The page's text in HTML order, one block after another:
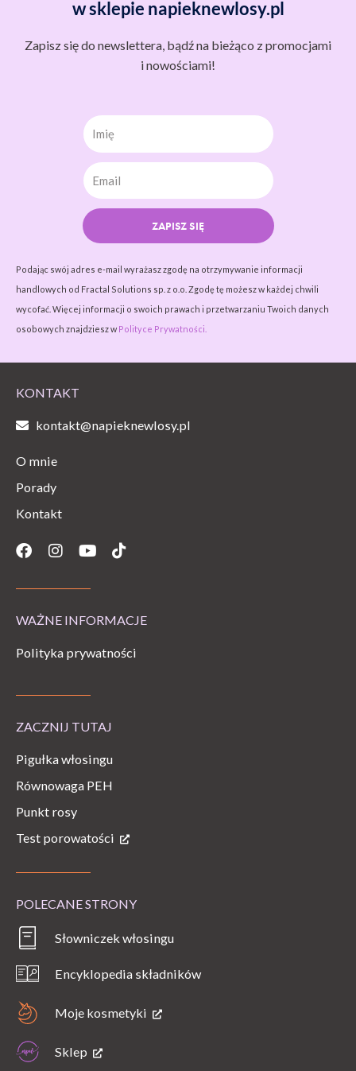
w sklepie napieknewlosy.pl
Zapisz się do newslettera, bądź na bieżąco z promocjami
i nowościami!
Imię
ZAPISZ SIĘ
Podając swój adres e-mail wyrażasz zgodę na otrzymywanie informacji
handlowych od Fractal Solutions sp. z o.o. Zgodę tę możesz w każdej chwili
wycofać. Więcej informacji o swoich prawach i przetwarzaniu Twoich danych
osobowych znajdziesz w Polityce Prywatności.
KONTAKT
kontakt@napieknewlosy.pl
O mnie
Porady
Kontakt
Facebook
Instagram
YoutubeTiktok
WAŻNE INFORMACJE
Polityka prywatności
ZACZNIJ TUTAJ
Pigułka włosingu
Równowaga PEH
Punkt rosy
Test porowatości
POLECANE STRONY
Słowniczek włosingu
Encyklopedia składników
Moje kosmetyki
Sklep